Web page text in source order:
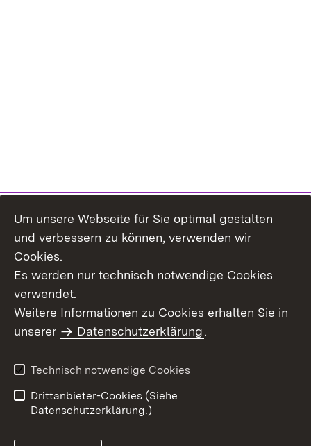
Themenübersicht
Barrierefreiheit
Um unsere Webseite für Sie optimal gestalten
und verbessern zu können, verwenden wir
Cookies.
Es werden nur technisch notwendige Cookies
verwendet.
Weitere Informationen zu Cookies erhalten Sie in
unserer
Datenschutzerklärung.
Technisch notwendige Cookies
Drittanbieter-Cookies (Siehe
Datenschutzerklärung.)